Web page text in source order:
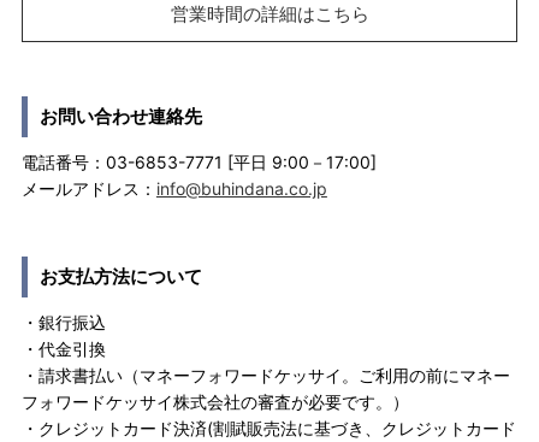
営業時間の詳細はこちら
お問い合わせ連絡先
電話番号：03-6853-7771 [平日 9:00－17:00]
メールアドレス： info@buhindana.co.jp
お支払方法について
・銀行振込
・代金引換
・請求書払い（マネーフォワードケッサイ。ご利用の前にマネー
フォワードケッサイ株式会社の審査が必要です。）
・クレジットカード決済(割賦販売法に基づき、クレジットカード